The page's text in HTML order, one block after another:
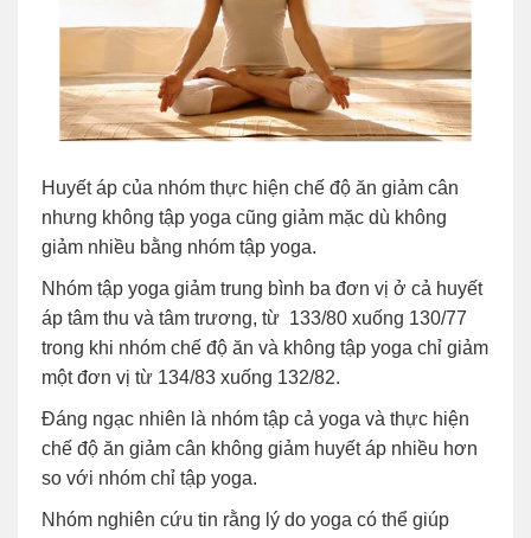
Huyết áp của nhóm thực hiện chế độ ăn giảm cân
nhưng không tập yoga cũng giảm mặc dù không
giảm nhiều bằng nhóm tập yoga.
Nhóm tập yoga giảm trung bình ba đơn vị ở cả huyết
áp tâm thu và tâm trương, từ 133/80 xuống 130/77
trong khi nhóm chế độ ăn và không tập yoga chỉ giảm
một đơn vị từ 134/83 xuống 132/82.
Đáng ngạc nhiên là nhóm tập cả yoga và thực hiện
chế độ ăn giảm cân không giảm huyết áp nhiều hơn
so với nhóm chỉ tập yoga.
Nhóm nghiên cứu tin rằng lý do yoga có thể giúp